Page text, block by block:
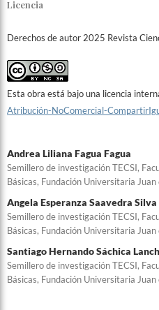
Andrea Liliana Fagua Fagua
Semillero de investigación TECSI,
Básicas, Fundación Universitaria
Angela Esperanza Saavedra Silva
Semillero de investigación TECSI,
Básicas, Fundación Universitaria
Santiago Hernando Sáchica
Semillero de investigación TECSI,
Básicas, Fundación Universitaria
Licencia
Derechos de autor 2025 Revista
Esta obra está bajo una licencia
Atribución-NoComercial-